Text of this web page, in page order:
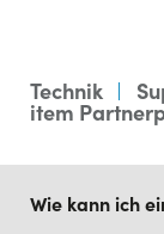
Technik
item
Wie kann ich